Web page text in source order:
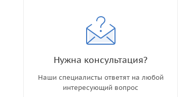
Нужна консультация?
Наши специалисты ответят на любой
интересующий вопрос